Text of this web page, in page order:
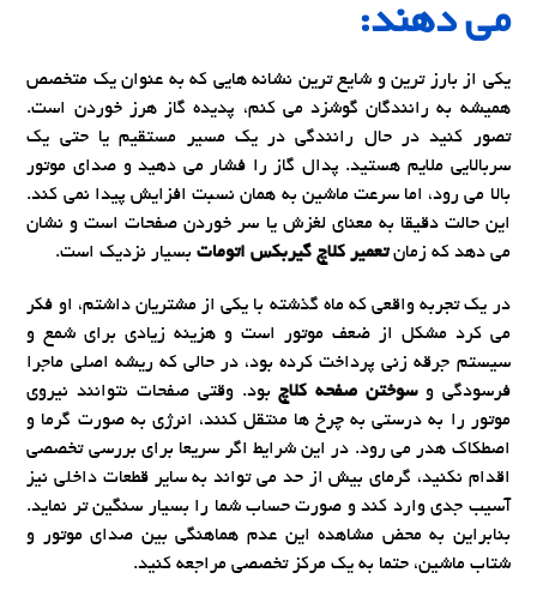
می دهند:
یکی از بارز ترین و شایع ترین نشانه هایی که به عنوان یک متخصص
همیشه به رانندگان گوشزد می کنم، پدیده گاز هرز خوردن است.
تصور کنید در حال رانندگی در یک مسیر مستقیم یا حتی یک
سربالایی ملایم هستید. پدال گاز را فشار می دهید و صدای موتور
بالا می رود، اما سرعت ماشین به همان نسبت افزایش پیدا نمی کند.
این حالت دقیقا به معنای لغزش یا سر خوردن صفحات است و نشان
می دهد که زمانتعمیر کلاچ گیربکس اتومات بسیار نزدیک است.
در یک تجربه واقعی که ماه گذشته با یکی از مشتریان داشتم، او فکر
می کرد مشکل از ضعف موتور است و هزینه زیادی برای شمع و
سیستم جرقه زنی پرداخت کرده بود، در حالی که ریشه اصلی ماجرا
فرسودگی وسوختن صفحه کلاچبود. وقتی صفحات نتوانند نیروی
موتور را به درستی به چرخ ها منتقل کنند، انرژی به صورت گرما و
اصطکاک هدر می رود. در این شرایط اگر سریعا برای بررسی تخصصی
اقدام نکنید، گرمای بیش از حد می تواند به سایر قطعات داخلی نیز
آسیب جدی وارد کند و صورت حساب شما را بسیار سنگین تر نماید.
بنابراین به محض مشاهده این عدم هماهنگی بین صدای موتور و
شتاب ماشین، حتما به یک مرکز تخصصی مراجعه کنید.